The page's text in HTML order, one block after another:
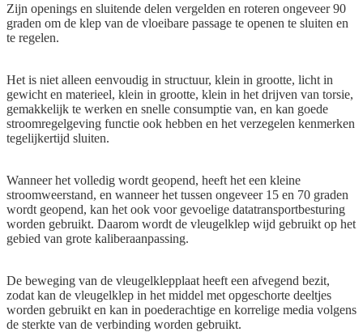
Zijn openings en sluitende delen vergelden en roteren ongeveer 90
graden om de klep van de vloeibare passage te openen te sluiten en
te regelen.
Het is niet alleen eenvoudig in structuur, klein in grootte, licht in
gewicht en materieel, klein in grootte, klein in het drijven van torsie,
gemakkelijk te werken en snelle consumptie van, en kan goede
stroomregelgeving functie ook hebben en het verzegelen kenmerken
tegelijkertijd sluiten.
Wanneer het volledig wordt geopend, heeft het een kleine
stroomweerstand, en wanneer het tussen ongeveer 15 en 70 graden
wordt geopend, kan het ook voor gevoelige datatransportbesturing
worden gebruikt. Daarom wordt de vleugelklep wijd gebruikt op het
gebied van grote kaliberaanpassing.
De beweging van de vleugelklepplaat heeft een afvegend bezit,
zodat kan de vleugelklep in het middel met opgeschorte deeltjes
worden gebruikt en kan in poederachtige en korrelige media volgens
de sterkte van de verbinding worden gebruikt.